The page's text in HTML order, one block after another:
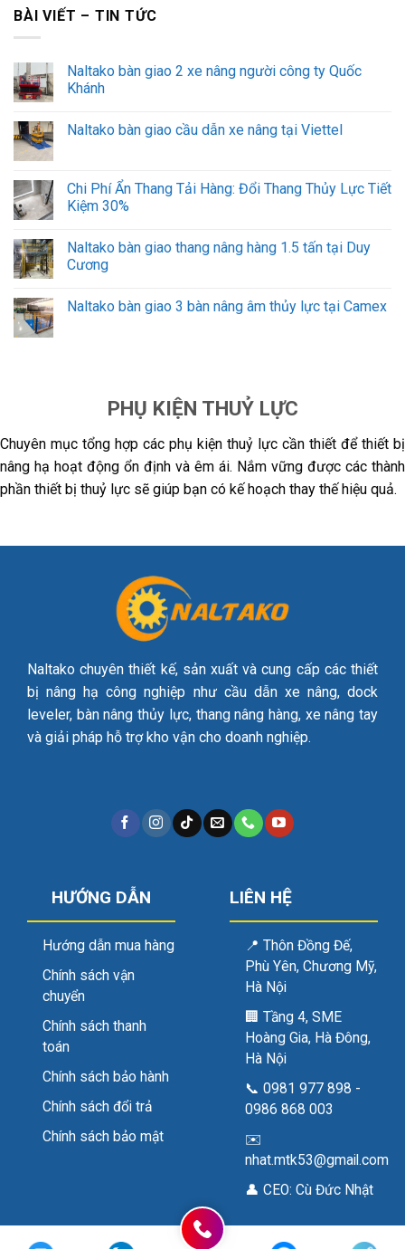
BÀI VIẾT – TIN TỨC
Naltako bàn giao 2 xe nâng người công ty Quốc
Khánh
Naltako bàn giao cầu dẫn xe nâng tại Viettel
Chi Phí Ẩn Thang Tải Hàng: Đổi Thang Thủy Lực Tiết
Kiệm 30%
Naltako bàn giao thang nâng hàng 1.5 tấn tại Duy
Cương
Naltako bàn giao 3 bàn nâng âm thủy lực tại Camex
PHỤ KIỆN THUỶ LỰC
Chuyên mục tổng hợp các phụ kiện thuỷ lực cần thiết để thiết bị
nâng hạ hoạt động ổn định và êm ái. Nắm vững được các thành
phần thiết bị thuỷ lực sẽ giúp bạn có kế hoạch thay thế hiệu quả.
Naltako chuyên thiết kế, sản xuất và cung cấp các thiết
bị nâng hạ công nghiệp như cầu dẫn xe nâng, dock
leveler, bàn nâng thủy lực, thang nâng hàng, xe nâng tay
và giải pháp hỗ trợ kho vận cho doanh nghiệp.
HƯỚNG DẪN
Hướng dẫn mua hàng
Chính sách vận
chuyển
Chính sách thanh
toán
Chính sách bảo hành
Chính sách đổi trả
Chính sách bảo mật
LIÊN HỆ
📍 Thôn Đồng Đế,
Phù Yên, Chương Mỹ,
Hà Nội
🏢 Tầng 4, SME
Hoàng Gia, Hà Đông,
Hà Nội
📞 0981 977 898 -
0986 868 003
✉️
nhat.mtk53@gmail.com
👤 CEO: Cù Đức Nhật